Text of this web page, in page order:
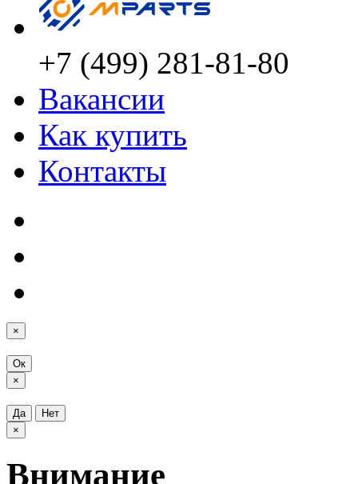
+7 (499) 281-81-80
Вакансии
Как купить
Контакты
×
Ок
×
Да
Нет
×
Внимание